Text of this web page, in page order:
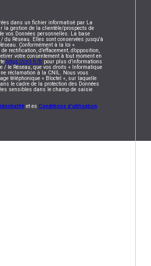
dans un fichier informatisé par La
la gestion de la clientèle/prospects de
vos Données personnelles. La base
du Réseau. Elles sont conservées jusqu'à
Conformément à la loi «
rectification, d’effacement, d’opposition,
votre consentement à tout moment en
https://cnil.fr/frpour plus d’informations
/ le Réseau, que vos droits « Informatique
réclamation à la CNIL. Nous vous
téléphonique « Bloctel », sur laquelle
le cadre de la protection des Données
sensibles dans le champ de saisie
et es Conditions d'utilisation